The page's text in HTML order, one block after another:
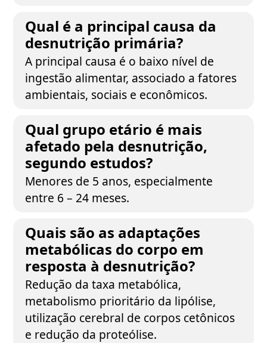
Qual é a principal causa da
desnutrição primária?
A principal causa é o baixo nível de
ingestão alimentar, associado a fatores
ambientais, sociais e econômicos.
Qual grupo etário é mais
afetado pela desnutrição,
segundo estudos?
Menores de 5 anos, especialmente
entre 6 – 24 meses.
Quais são as adaptações
metabólicas do corpo em
resposta à desnutrição?
Redução da taxa metabólica,
metabolismo prioritário da lipólise,
utilização cerebral de corpos cetônicos
e redução da proteólise.